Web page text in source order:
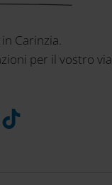
Carinzia.
per il vostro